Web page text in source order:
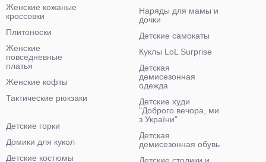
Женские кожаные
кроссовки
Плитоноски
Женские
повседневные
платья
Женские кофты
Тактические рюкзаки
Наряды для мамы и
дочки
Детские самокаты
Куклы LoL Surprise
Детская
демисезонная
одежда
Детские худи
"Доброго вечора, ми
з України"
Детская
демисезонная обувь
Детские горки
Домики для кукол
Детские костюмы